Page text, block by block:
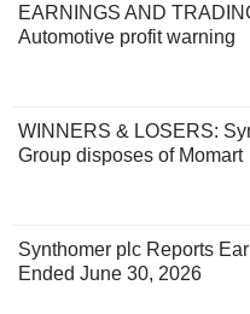
EARNINGS AND
Automotive profit warning
WINNERS & LOSERS:
Group disposes of Momart
Synthomer plc Reports
Ended June 30, 2026